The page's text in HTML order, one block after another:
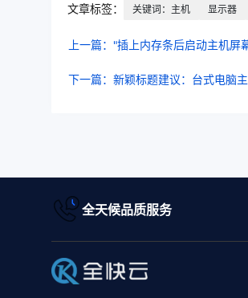
文章标签： 关键词：主机 显示器
上一篇："插上内存条后启动主机
下一篇：新颖标题建议：台式电脑
全天候品质服务